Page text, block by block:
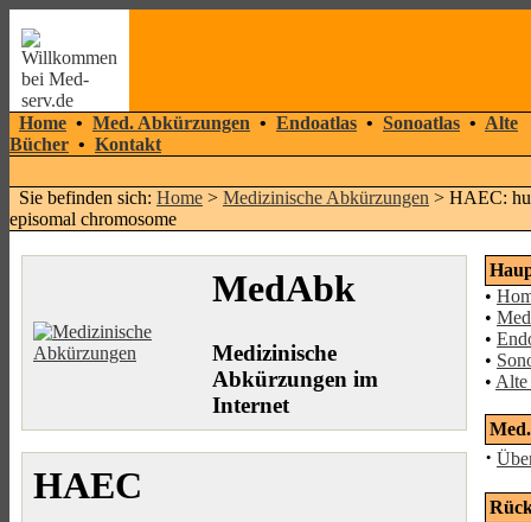
Home • Med. Abkürzungen • Endoatlas • Sonoatlas • Alte
Bücher • Kontakt
Sie befinden sich: Home > Medizinische Abkürzungen > HAEC:
episomal chromosome
MedAbk
Medizinische
Abkürzungen im
Internet
HAEC
•
•
•
•
• Alte
·